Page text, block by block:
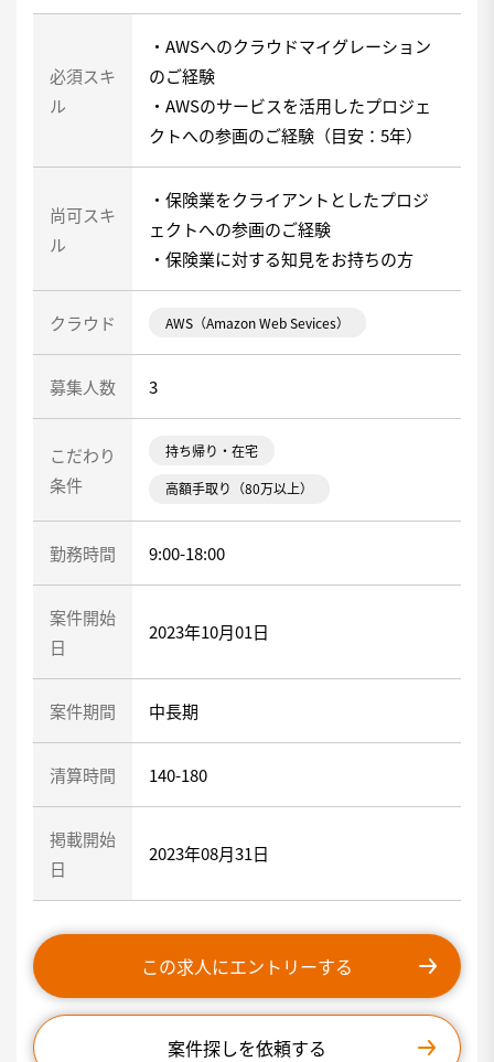
必須スキ
ル
・AWSへのクラウドマイグレーション
のご経験
・AWSのサービスを活用したプロジェ
クトへの参画のご経験（目安：5年）
尚可スキ
ル
・保険業をクライアントとしたプロジ
ェクトへの参画のご経験
・保険業に対する知見をお持ちの方
クラウド AWS（Amazon Web Sevices）
募集人数 3
こだわり
条件
持ち帰り・在宅
高額手取り（80万以上）
勤務時間 9:00-18:00
案件開始
日
2023年10月01日
案件期間 中長期
清算時間 140-180
掲載開始
日
2023年08月31日
この求人にエントリーする
案件探しを依頼する